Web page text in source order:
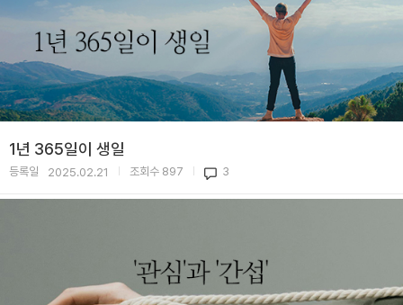
1년 365일이 생일
등록일 2025.02.21 조회수 897 3